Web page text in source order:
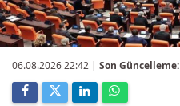
06.08.2026 22:42 | Son Güncelleme: